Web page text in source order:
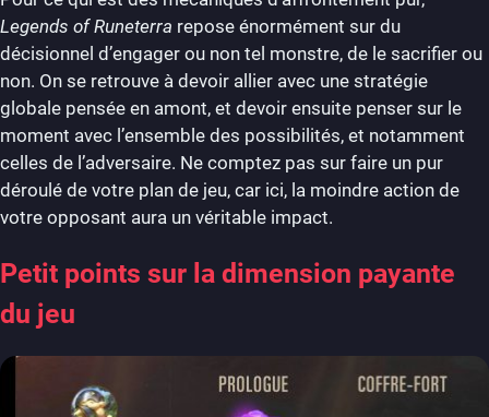
Legends of Runeterra repose énormément sur du
décisionnel d’engager ou non tel monstre, de le sacrifier ou
non. On se retrouve à devoir allier avec une stratégie
globale pensée en amont, et devoir ensuite penser sur le
moment avec l’ensemble des possibilités, et notamment
celles de l’adversaire. Ne comptez pas sur faire un pur
déroulé de votre plan de jeu, car ici, la moindre action de
votre opposant aura un véritable impact.
Petit points sur la dimension payante
du jeu